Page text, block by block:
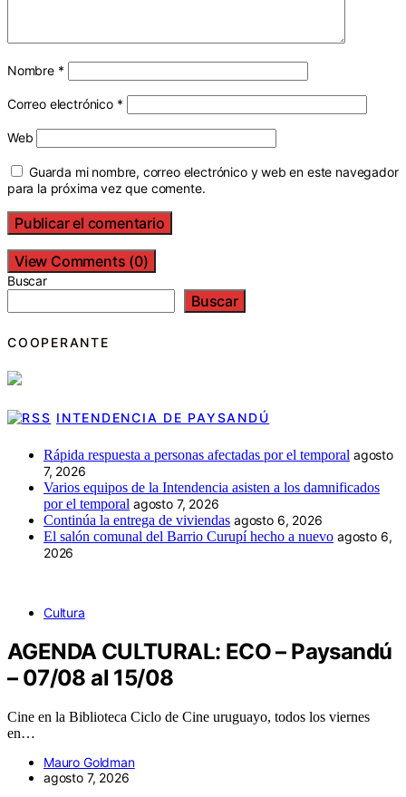
Nombre *
Correo electrónico *
Web
Guarda mi nombre, correo electrónico y web en este navegador
para la próxima vez que comente.
View Comments (0)
Buscar
Buscar
COOPERANTE
INTENDENCIA DE PAYSANDÚ
Rápida respuesta a personas afectadas por el temporal agosto
7, 2026
Varios equipos de la Intendencia asisten a los damnificados
por el temporal agosto 7, 2026
Continúa la entrega de viviendas agosto 6, 2026
El salón comunal del Barrio Curupí hecho a nuevo agosto 6,
2026
Cultura
AGENDA CULTURAL: ECO – Paysandú
– 07/08 al 15/08
Cine en la Biblioteca Ciclo de Cine uruguayo, todos los viernes
en…
Mauro Goldman
agosto 7, 2026